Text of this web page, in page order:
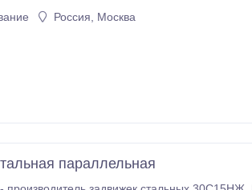
цилиндрические типов: 1, 2, 3, которые мы с удовольствием
Россия, Москва
параллельная